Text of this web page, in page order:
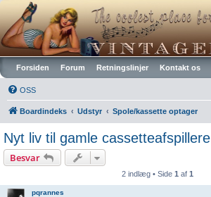
Vintagehifi.dk
Forsiden Forum Retningslinjer Kontakt os
OSS
Boardindeks Udstyr Spole/kassette optager
Nyt liv til gamle cassetteafspillere
Besvar
2 indlæg • Side 1 af 1
pqrannes